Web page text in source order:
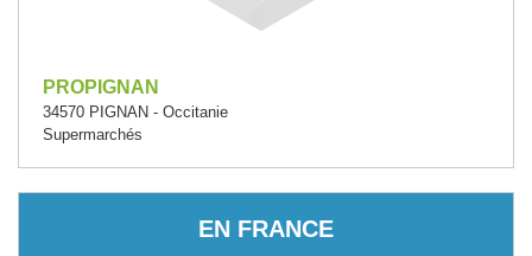
PROPIGNAN
34570 PIGNAN - Occitanie
Supermarchés
EN FRANCE